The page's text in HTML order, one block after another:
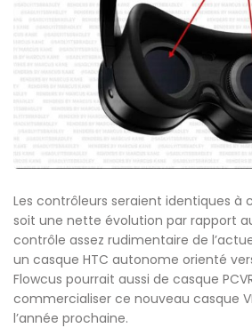
Les contrôleurs seraient identiques à
soit une nette évolution par rapport
contrôle assez rudimentaire de
un casque HTC autonome orienté
Flowcus pourrait aussi de casque
commercialiser ce nouveau casque
l’année prochaine.